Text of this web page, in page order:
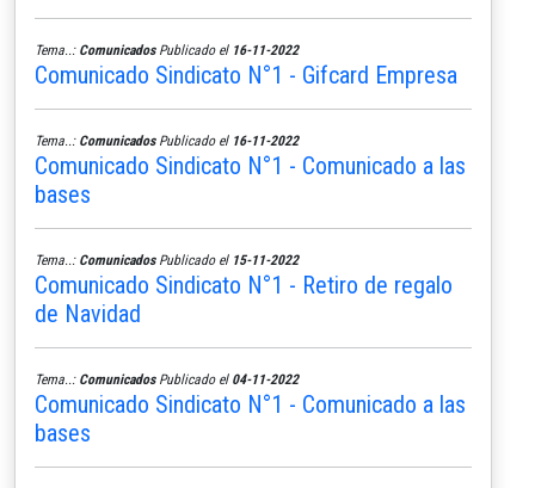
Tema..: ComunicadosPublicado el 16-11-2022
Comunicado Sindicato N°1 - Gifcard Empresa
Tema..: ComunicadosPublicado el 16-11-2022
Comunicado Sindicato N°1 - Comunicado a las
bases
Tema..: ComunicadosPublicado el 15-11-2022
Comunicado Sindicato N°1 - Retiro de regalo
de Navidad
Tema..: ComunicadosPublicado el 04-11-2022
Comunicado Sindicato N°1 - Comunicado a las
bases